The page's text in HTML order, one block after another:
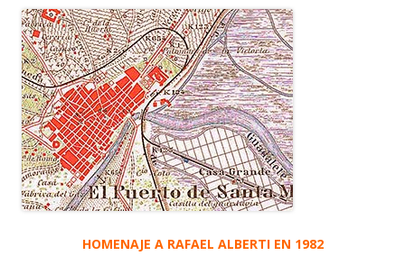
HOMENAJE A RAFAEL ALBERTI EN 1982